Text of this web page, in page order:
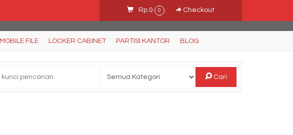
Rp 0 0 Checkout
MOBILE FILE LOCKER CABINET PARTISI KANTOR BLOG
Cari